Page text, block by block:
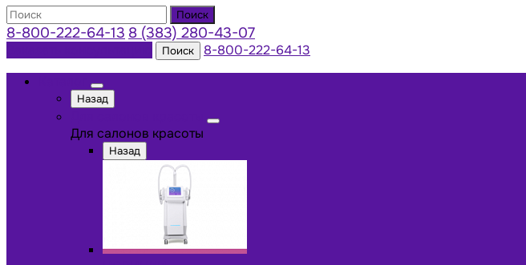
Поиск
8-800-222-64-13 8 (383) 280-43-07
Поиск
8-800-222-64-13
Назад
Для салонов красоты
Назад